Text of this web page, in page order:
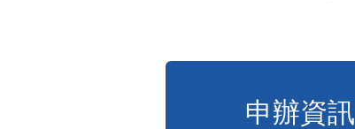
申辦資訊